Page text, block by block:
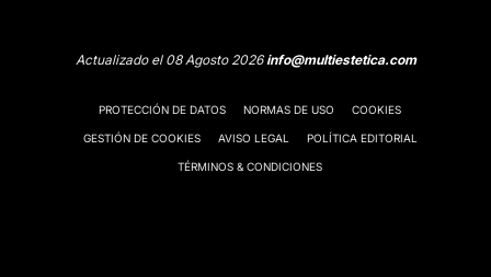
Actualizado el 08 Agosto 2026info@multiestetica.com
PROTECCIÓN DE DATOS NORMAS DE USO COOKIES
GESTIÓN DE COOKIES AVISO LEGAL POLÍTICA EDITORIAL
TÉRMINOS & CONDICIONES